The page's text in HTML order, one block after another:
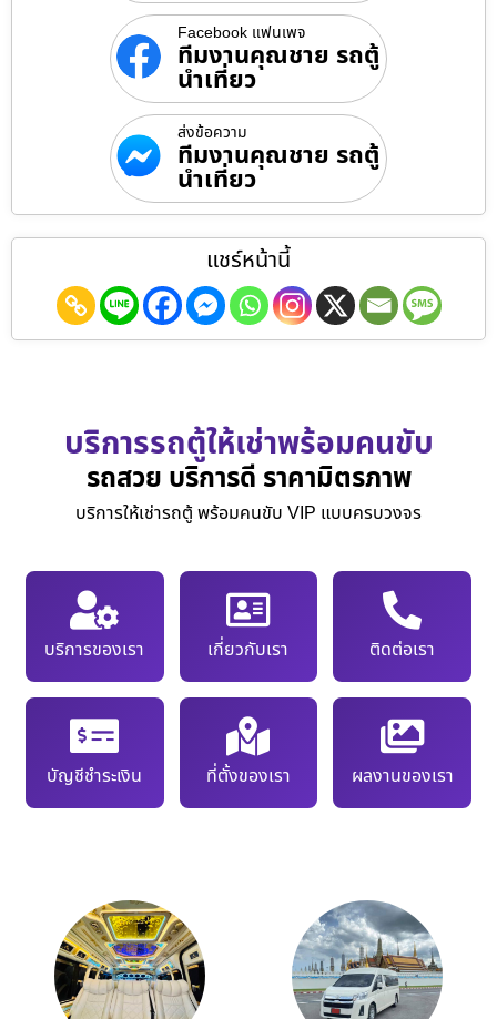
Facebook แฟนเพจ
ทีมงานคุณชาย รถตู้
นำเที่ยว
ส่งข้อความ
ทีมงานคุณชาย รถตู้
นำเที่ยว
แชร์หน้านี้
บริการรถตู้ให้เช่าพร้อมคนขับ
รถสวย บริการดี ราคามิตรภาพ
บริการให้เช่ารถตู้ พร้อมคนขับ VIP แบบครบวงจร
บริการของเรา เกี่ยวกับเรา ติดต่อเรา
บัญชีชำระเงิน ที่ตั้งของเรา ผลงานของเรา